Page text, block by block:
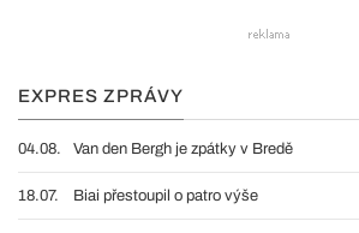
EXPRES ZPRÁVY
04.08. Van den Bergh je zpátky v Bredě
18.07. Biai přestoupil o patro výše